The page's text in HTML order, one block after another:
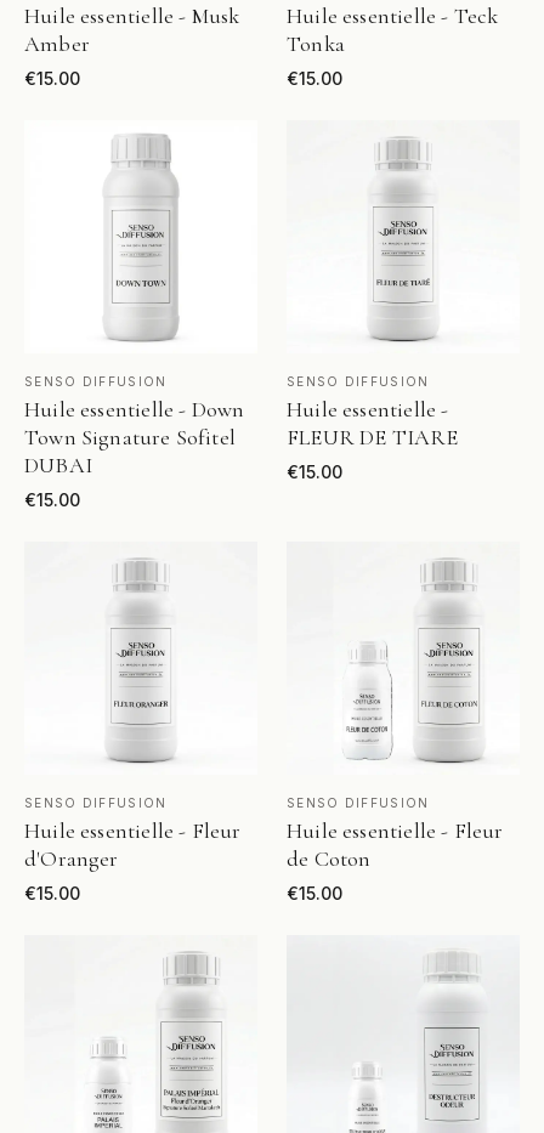
Huile essentielle - Musk
Amber
€15.00
Huile essentielle - Teck
Tonka
€15.00
VOIR LE PRODUIT
SENSO DIFFUSION
Huile essentielle - Down
Town Signature Sofitel
DUBAI
€15.00
VOIR LE PRODUIT
SENSO DIFFUSION
Huile essentielle -
FLEUR DE TIARE
€15.00
VOIR LE PRODUIT
SENSO DIFFUSION
Huile essentielle - Fleur
d'Oranger
€15.00
VOIR LE PRODUIT
SENSO DIFFUSION
Huile essentielle - Fleur
de Coton
€15.00